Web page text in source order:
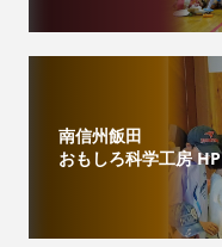
南信州飯田
おもしろ科学工房 HP